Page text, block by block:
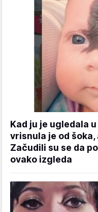
Kad ju je ugledala
vrisnula je od
Začudili su se da
ovako izgleda